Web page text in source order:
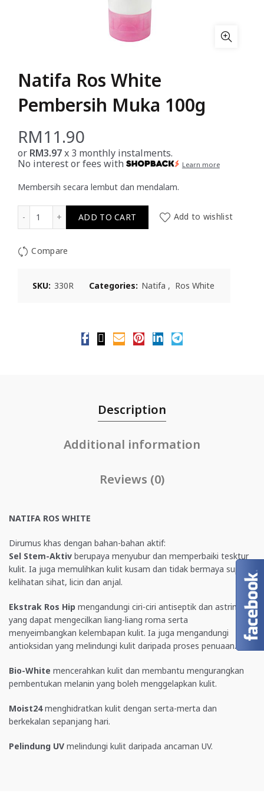
Natifa Ros White
Pembersih Muka 100g
RM11.90
or RM3.97x 3 monthly instalments.
No interest or fees with
Learn more
Membersih secara lembut dan mendalam.
Natifa Ros White Pembersih Muka 100g quantity
ADD TO CART Add to wishlist
Compare
SKU: 330R Categories: Natifa , Ros White
Description
Additional information
Reviews (0)
NATIFA ROS WHITE
Dirumus khas dengan bahan-bahan aktif:
Sel Stem-Aktiv berupaya menyubur dan memperbaiki tesktur
kulit. Ia juga memulihkan kulit kusam dan tidak bermaya supaya
kelihatan sihat, licin dan anjal.
Ekstrak Ros Hip mengandungi ciri-ciri antiseptik dan astringen
yang dapat mengecilkan liang-liang roma serta
menyeimbangkan kelembapan kulit. Ia juga mengandungi
antioksidan yang melindungi kulit daripada proses penuaan.
Bio-White mencerahkan kulit dan membantu mengurangkan
pembentukan melanin yang boleh menggelapkan kulit.
Moist24menghidratkan kulit dengan serta-merta dan
berkekalan sepanjang hari.
Pelindung UV melindungi kulit daripada ancaman UV.